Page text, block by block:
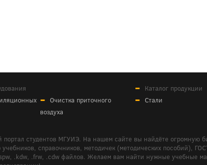
Очистка приточного
воздуха
Каталог продукции
Стали
портал студентов МГУИЭ. На нашем сайте вы найдёте огромную
справочников, методичек (методических пособий),
.kdw, .frw, .cdw файлов. Желаем вам найти нужные учебные